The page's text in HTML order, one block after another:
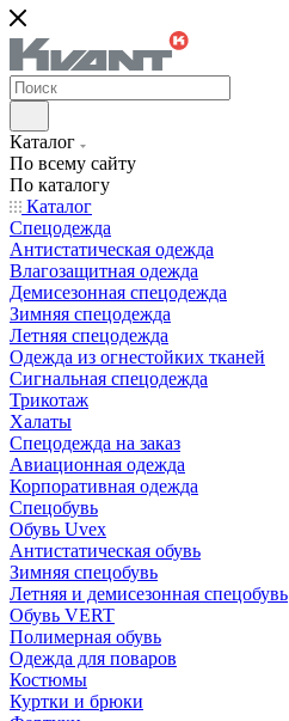
Каталог
По всему сайту
По каталогу
Каталог
Спецодежда
Антистатическая одежда
Влагозащитная одежда
Демисезонная спецодежда
Зимняя спецодежда
Летняя спецодежда
Одежда из огнестойких тканей
Сигнальная спецодежда
Трикотаж
Халаты
Спецодежда на заказ
Авиационная одежда
Корпоративная одежда
Спецобувь
Обувь Uvex
Антистатическая обувь
Зимняя спецобувь
Летняя и демисезонная спецобувь
Обувь VERT
Полимерная обувь
Одежда для поваров
Костюмы
Куртки и брюки